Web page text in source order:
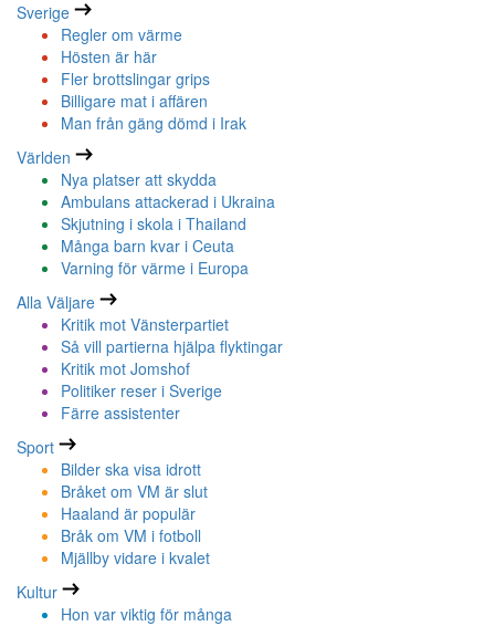
Sverige
Regler om värme
Hösten är här
Fler brottslingar grips
Billigare mat i affären
Man från gäng dömd i Irak
Världen
Nya platser att skydda
Ambulans attackerad i Ukraina
Skjutning i skola i Thailand
Många barn kvar i Ceuta
Varning för värme i Europa
Alla Väljare
Kritik mot Vänsterpartiet
Så vill partierna hjälpa flyktingar
Kritik mot Jomshof
Politiker reser i Sverige
Färre assistenter
Sport
Bilder ska visa idrott
Bråket om VM är slut
Haaland är populär
Bråk om VM i fotboll
Mjällby vidare i kvalet
Kultur
Hon var viktig för många